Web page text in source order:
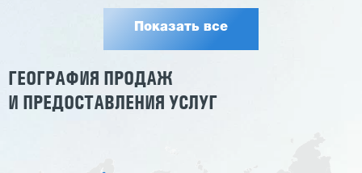
Показать все
ГЕОГРАФИЯ ПРОДАЖ
И ПРЕДОСТАВЛЕНИЯ УСЛУГ